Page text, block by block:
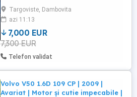
textil+piele; Asistenta la parcare cu
spatele; Sistem audio; Navigatie;
Airbaguri; Aer conditionat: automat
climatronic; Jante aliaj; Anvelope ...
Targoviste, Dambovita
azi 11:13
7,000 EUR
7,300 EUR
Telefon validat
Volvo V50 1.6D 109 CP | 2009 |
Avariat | Motor și cutie impecabile |